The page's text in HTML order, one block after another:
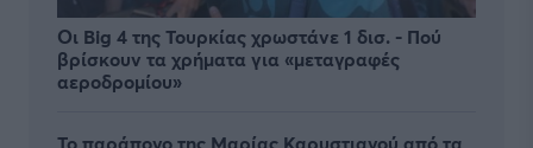
Οι Big 4 της Τουρκίας χρωστάνε 1 δισ. - Πού
βρίσκουν τα χρήματα για «μεταγραφές
αεροδρομίου»
Το παράπονο της Μαρίας Καρυστιανού από τα